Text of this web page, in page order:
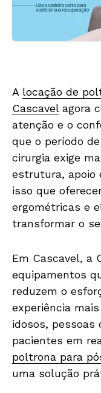
A locação de
Cascavelagora
atenção e o
que o período
cirurgia exige
estrutura, apoio
isso que
ergométricas e
transformar o
Em Cascavel, a
equipamentos
reduzem o
experiência
idosos, pessoas
pacientes em
poltrona para
uma solução